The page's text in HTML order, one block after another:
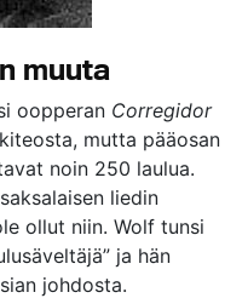
muuta
oopperan Corregidor
mutta pääosan
noin 250 laulua.
liedin
ollut niin. Wolf tunsi
ja hän
johdosta.